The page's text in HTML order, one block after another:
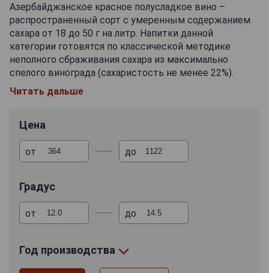
Азербайджанское красное полусладкое вино –
распространенный сорт с умеренным содержанием
сахара от 18 до 50 г на литр. Напитки данной
категории готовятся по классической методике
неполного сбраживания сахара из максимально
спелого винограда (сахаристость не менее 22%).
Базой для винтажей служат как местные, так и
международные сорта винограда. Предлагаемое при
вино из Азербайджана обладает широкой гаммой
вкусоароматических нот: в букете переплелись
отголоски спелых фруктов, садовых ягод, древесины
и пряной карамели.
Читать дальше
Цена
от до
Градус
от до
Год производства